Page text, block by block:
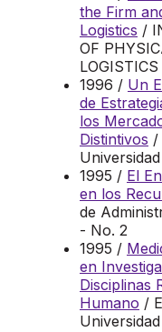
the Firm
Logistics /
OF
1996 / Un
de
los
Distintivos /
1995 / El
en los
de
- No. 2
1995 /
en
Disciplinas
Humano /